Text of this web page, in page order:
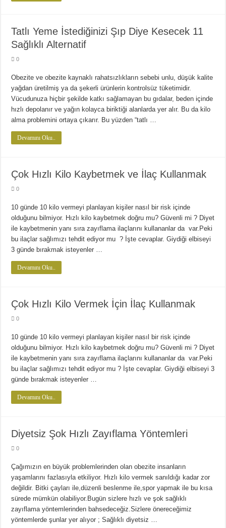
Tatlı Yeme İstediğinizi Şıp Diye Kesecek 11
Sağlıklı Alternatif
0
Obezite ve obezite kaynaklı rahatsızlıkların sebebi unlu, düşük kalite
yağdan üretilmiş ya da şekerli ürünlerin kontrolsüz tüketimidir.
Vücudunuza hiçbir şekilde katkı sağlamayan bu gıdalar, beden içinde
hızlı depolanır ve yağın kolayca biriktiği alanlarda yer alır. Bu da kilo
alma problemini ortaya çıkarır. Bu yüzden “tatlı …
Devamını Oku..
Çok Hızlı Kilo Kaybetmek ve İlaç Kullanmak
0
10 günde 10 kilo vermeyi planlayan kişiler nasıl bir risk içinde
olduğunu bilmiyor. Hızlı kilo kaybetmek doğru mu? Güvenli mi ? Diyet
ile kaybetmenin yanı sıra zayıflama ilaçlarını kullananlar da var.Peki
bu ilaçlar sağlımızı tehdit ediyor mu ? İşte cevaplar. Giydiği elbiseyi
3 günde bırakmak isteyenler …
Devamını Oku..
Çok Hızlı Kilo Vermek İçin İlaç Kullanmak
0
10 günde 10 kilo vermeyi planlayan kişiler nasıl bir risk içinde
olduğunu bilmiyor. Hızlı kilo kaybetmek doğru mu? Güvenli mi ? Diyet
ile kaybetmenin yanı sıra zayıflama ilaçlarını kullananlar da var.Peki
bu ilaçlar sağlımızı tehdit ediyor mu ? İşte cevaplar. Giydiği elbiseyi 3
günde bırakmak isteyenler …
Devamını Oku..
Diyetsiz Şok Hızlı Zayıflama Yöntemleri
0
Çağımızın en büyük problemlerinden olan obezite insanların
yaşamlarını fazlasıyla etkiliyor. Hızlı kilo vermek sanıldığı kadar zor
değildir. Bitki çayları ile,düzenli beslenme ile,spor yapmak ile bu kısa
sürede mümkün olabiliyor.Bugün sizlere hızlı ve şok sağlıklı
zayıflama yöntemlerinden bahsedeceğiz.Sizlere önereceğimiz
yöntemlerde şunlar yer alıyor ; Sağlıklı diyetsiz …